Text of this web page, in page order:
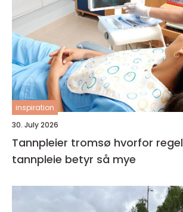
inspiration
30. July 2026
Tannpleier tromsø hvorfor regelmessig
tannpleie betyr så mye